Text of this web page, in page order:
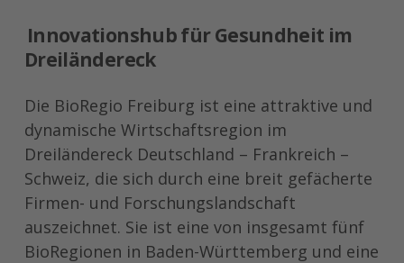
Innovationshub für Gesundheit im
Dreiländereck
Die BioRegio Freiburg ist eine attraktive und
dynamische Wirtschaftsregion im
Dreiländereck Deutschland – Frankreich –
Schweiz, die sich durch eine breit gefächerte
Firmen- und Forschungslandschaft
auszeichnet. Sie ist eine von insgesamt fünf
BioRegionen in Baden-Württemberg und eine